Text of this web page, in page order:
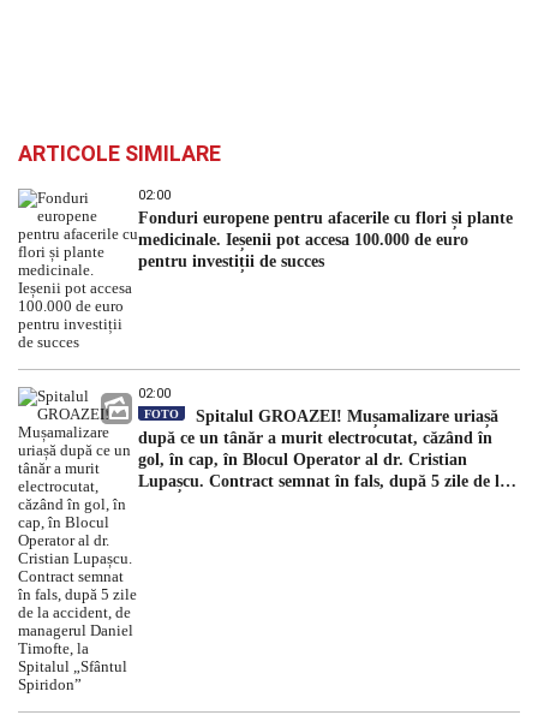
ARTICOLE SIMILARE
02:00
Fonduri europene pentru afacerile cu flori și plante
medicinale. Ieșenii pot accesa 100.000 de euro
pentru investiții de succes
02:00
FOTO
Spitalul GROAZEI! Mușamalizare uriașă
după ce un tânăr a murit electrocutat, căzând în
gol, în cap, în Blocul Operator al dr. Cristian
Lupașcu. Contract semnat în fals, după 5 zile de la